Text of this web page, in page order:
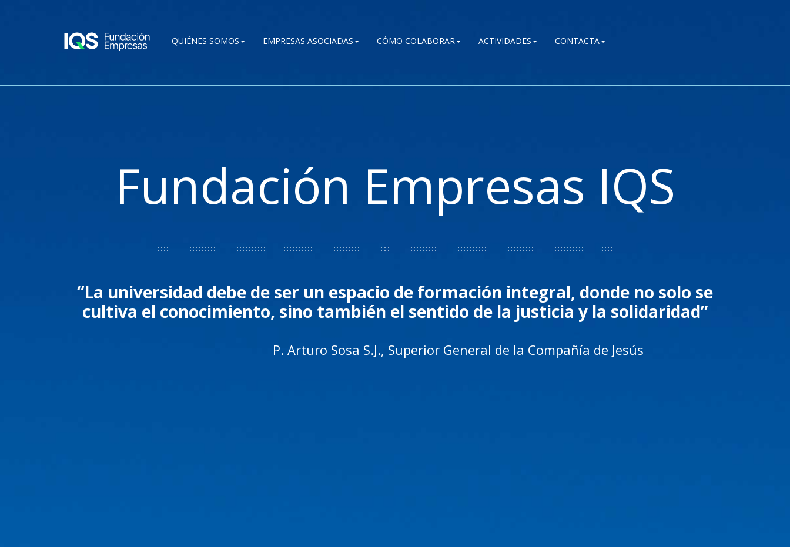
QUIÉNES SOMOS EMPRESAS ASOCIADAS CÓMO COLABORAR ACTIVIDADES CONTACTA
Fundación Empresas IQS
“La universidad debe de ser un espacio de formación integral, donde no solo se
cultiva el conocimiento, sino también el sentido de la justicia y la solidaridad”
P. Arturo Sosa S.J., Superior General de la Compañía de Jesús